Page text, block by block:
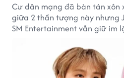
Cư dân mạng đã bàn tán xôn
giữa 2 thần tượng này nhưng
SM Entertainment vẫn giữ im